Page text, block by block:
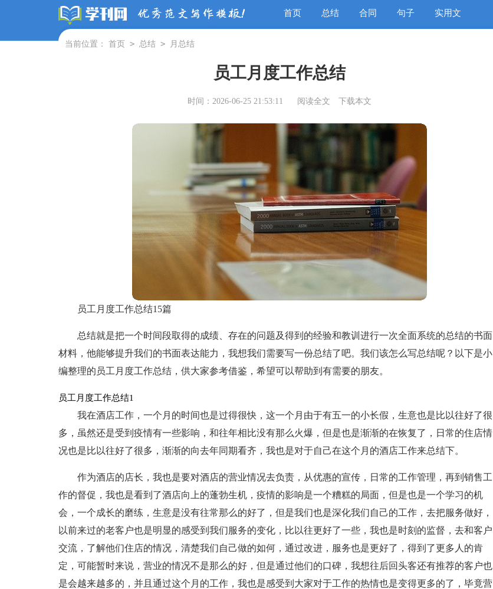
首页 总结 合同 句子 实用文
当前位置： 首页 > 总结 > 月总结
员工月度工作总结
时间：2026-06-25 21:53:11 阅读全文 下载本文
员工月度工作总结15篇
总结就是把一个时间段取得的成绩、存在的问题及得到的经验和教训进行一次全面系统的总结的书面
材料，他能够提升我们的书面表达能力，我想我们需要写一份总结了吧。我们该怎么写总结呢？以下是小
编整理的员工月度工作总结，供大家参考借鉴，希望可以帮助到有需要的朋友。
员工月度工作总结1
我在酒店工作，一个月的时间也是过得很快，这一个月由于有五一的小长假，生意也是比以往好了很
多，虽然还是受到疫情有一些影响，和往年相比没有那么火爆，但是也是渐渐的在恢复了，日常的住店情
况也是比以往好了很多，渐渐的向去年同期看齐，我也是对于自己在这个月的酒店工作来总结下。
作为酒店的店长，我也是要对酒店的营业情况去负责，从优惠的宣传，日常的工作管理，再到销售工
作的督促，我也是看到了酒店向上的蓬勃生机，疫情的影响是一个糟糕的局面，但是也是一个学习的机
会，一个成长的磨练，生意是没有往常那么的好了，但是我们也是深化我们自己的工作，去把服务做好，
以前来过的老客户也是明显的感受到我们服务的变化，比以往更好了一些，我也是时刻的监督，去和客户
交流，了解他们住店的情况，清楚我们自己做的如何，通过改进，服务也是更好了，得到了更多人的肯
定，可能暂时来说，营业的情况不是那么的好，但是通过他们的口碑，我想往后回头客还有推荐的客户也
是会越来越多的，并且通过这个月的工作，我也是感受到大家对于工作的热情也是变得更多的了，毕竟营